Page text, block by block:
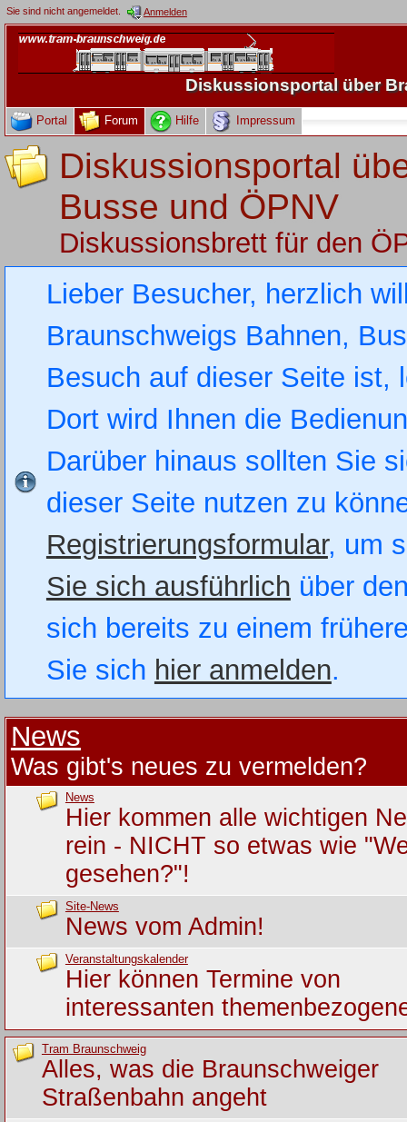
Sie sind nicht angemeldet. Anmelden
Diskussionsportal über
Portal Forum Hilfe Impressum
Diskussionsportal
Busse und ÖPNV
Diskussionsbrett für den
Lieber Besucher, herzlich
Braunschweigs Bahnen,
Besuch auf dieser Seite
Dort wird Ihnen die
Darüber hinaus sollten Sie
dieser Seite nutzen zu
Registrierungsformular, um
Sie sich ausführlich über
sich bereits zu einem
Sie sich hier anmelden.
News
Was gibt's neues zu vermelden?
News
Hier kommen alle wichtigen
rein - NICHT so etwas wie
gesehen?"!
Site-News
News vom Admin!
Veranstaltungskalender
Hier können Termine von
interessanten
Tram Braunschweig
Alles, was die Braunschweiger
Straßenbahn angeht